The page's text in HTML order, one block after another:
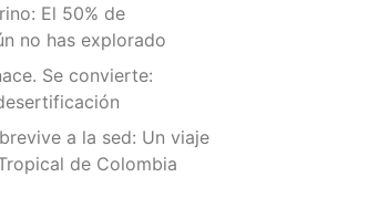
El 50% de
no has explorado
Se convierte:
a la sed: Un viaje
de Colombia